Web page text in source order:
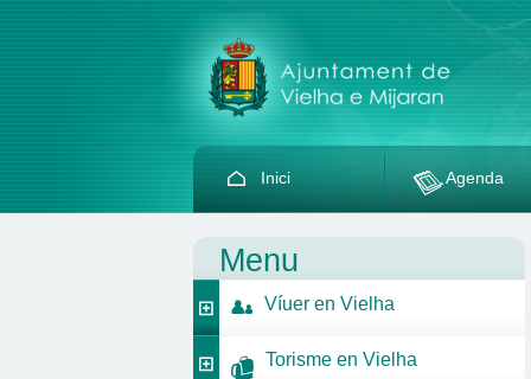
Inici Agenda
Menu
Víuer en Vielha
Torisme en Vielha